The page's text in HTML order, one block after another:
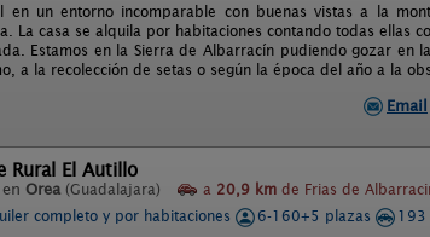
en un entorno incomparable con buenas vistas a la
La casa se alquila por habitaciones contando todas ellas
Estamos en la Sierra de Albarracín pudiendo gozar
a la recolección de setas o según la época del año a la
Email
Rural El Autillo
Orea (Guadalajara) a 20,9 km de Frias de
completo y por habitaciones
6-160+5 plazas
193